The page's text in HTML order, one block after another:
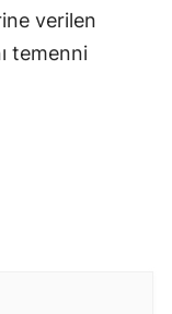
Bayburt
verilen
temenni